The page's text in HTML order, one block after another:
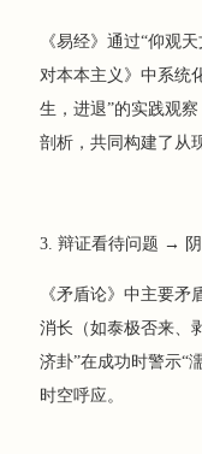
《易经》通过“仰观
对本本主义》中系统
生，进退”的实践观
剖析，共同构建了从
3. 辩证看待问题 →
《矛盾论》中主要
消长（如泰极否来、
济卦”在成功时警示“
时空呼应。